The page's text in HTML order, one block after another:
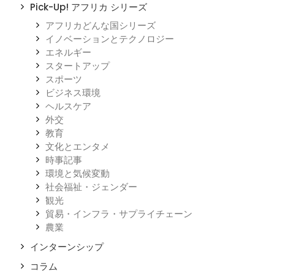
Pick-Up! アフリカ シリーズ
アフリカどんな国シリーズ
イノベーションとテクノロジー
エネルギー
スタートアップ
スポーツ
ビジネス環境
ヘルスケア
外交
教育
文化とエンタメ
時事記事
環境と気候変動
社会福祉・ジェンダー
観光
貿易・インフラ・サプライチェーン
農業
インターンシップ
コラム